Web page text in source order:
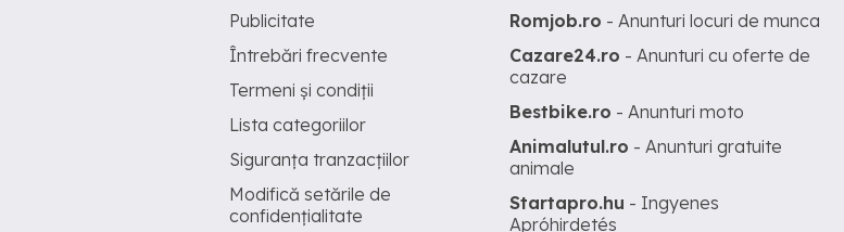
Publicitate
Întrebări frecvente
Termeni și condiții
Lista categoriilor
Siguranța tranzacțiilor
Modifică setările de
confidențialitate
Romjob.ro - Anunturi locuri de munca
Cazare24.ro - Anunturi cu oferte de
cazare
Bestbike.ro - Anunturi moto
Animalutul.ro - Anunturi gratuite
animale
Startapro.hu - Ingyenes
Apróhirdetés